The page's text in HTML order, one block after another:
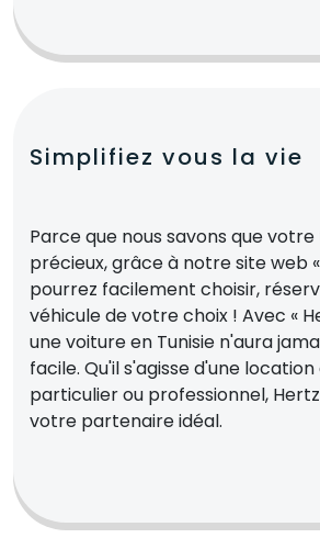
Simplifiez vous la vie
Parce que nous savons que
précieux, grâce à notre site web
pourrez facilement choisir,
véhicule de votre choix ! Avec «
une voiture en Tunisie n'aura
facile. Qu'il s'agisse d'une location
particulier ou professionnel,
votre partenaire idéal.